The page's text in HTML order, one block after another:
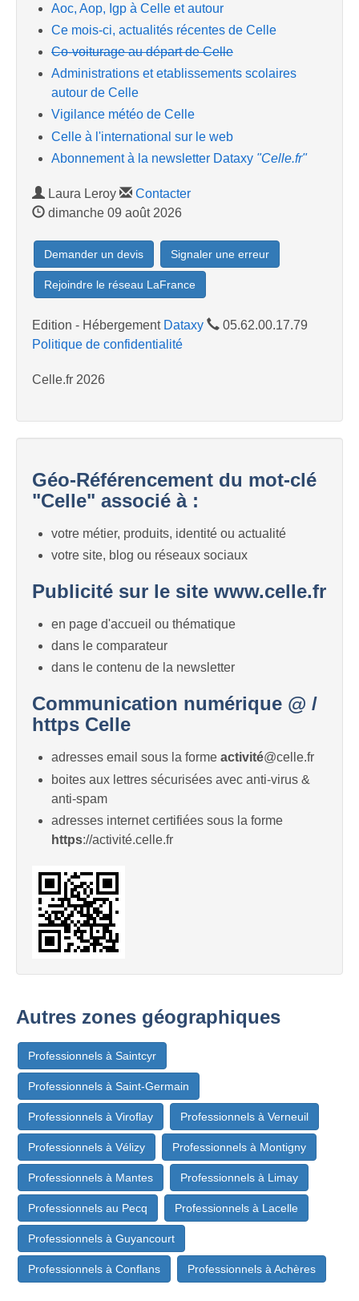
Aoc, Aop, Igp à Celle et autour
Ce mois-ci, actualités récentes de Celle
Co-voiturage au départ de Celle
Administrations et etablissements scolaires
autour de Celle
Vigilance météo de Celle
Celle à l'international sur le web
Abonnement à la newsletter Dataxy "Celle.fr"
Laura Leroy
Contacter
dimanche 09 août 2026
Demander un devis Signaler une erreur
Rejoindre le réseau LaFrance
Edition - Hébergement Dataxy
05.62.00.17.79
Politique de confidentialité
Celle.fr 2026
Géo-Référencement du mot-clé
"Celle" associé à :
votre métier, produits, identité ou actualité
votre site, blog ou réseaux sociaux
Publicité sur le site www.celle.fr
en page d'accueil ou thématique
dans le comparateur
dans le contenu de la newsletter
Communication numérique @ /
https Celle
adresses email sous la forme activité@celle.fr
boites aux lettres sécurisées avec anti-virus &
anti-spam
adresses internet certifiées sous la forme
https://activité.celle.fr
Autres zones géographiques
Professionnels à Saintcyr
Professionnels à Saint-Germain
Professionnels à Viroflay Professionnels à Verneuil
Professionnels à Vélizy Professionnels à Montigny
Professionnels à Mantes Professionnels à Limay
Professionnels au Pecq Professionnels à Lacelle
Professionnels à Guyancourt
Professionnels à Conflans Professionnels à Achères